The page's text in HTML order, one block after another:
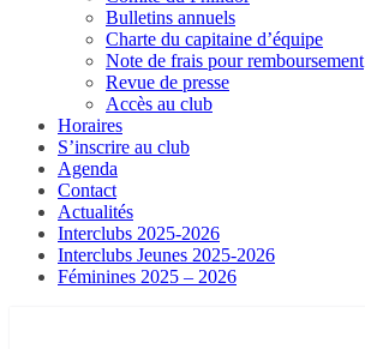
Bulletins annuels
Charte du capitaine d’équipe
Note de frais pour remboursement
Revue de presse
Accès au club
Horaires
S’inscrire au club
Agenda
Contact
Actualités
Interclubs 2025-2026
Interclubs Jeunes 2025-2026
Féminines 2025 – 2026